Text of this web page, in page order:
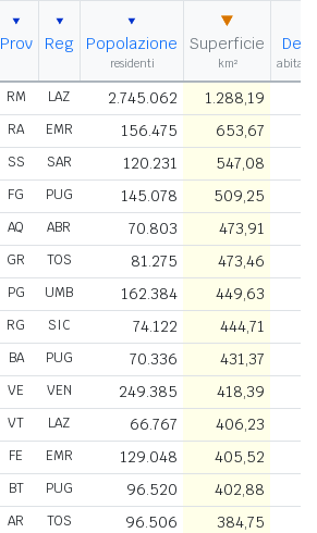
Prov Reg Popolazione
residenti
Superficie
km²
RM LAZ 2.745.062 1.288,19
RA EMR 156.475 653,67
SS SAR 120.231 547,08
FG PUG 145.078 509,25
AQ ABR 70.803 473,91
GR TOS 81.275 473,46
PG UMB 162.384 449,63
RG SIC 74.122 444,71
BA PUG 70.336 431,37
VE VEN 249.385 418,39
VT LAZ 66.767 406,23
FE EMR 129.048 405,52
BT PUG 96.520 402,88
AR TOS 96.506 384,75